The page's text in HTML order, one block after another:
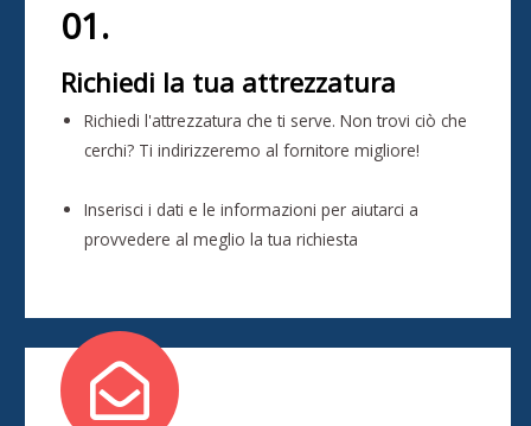
01.
Richiedi la tua attrezzatura
Richiedi l'attrezzatura che ti serve. Non trovi ciò che
cerchi? Ti indirizzeremo al fornitore migliore!
Inserisci i dati e le informazioni per aiutarci a
provvedere al meglio la tua richiesta